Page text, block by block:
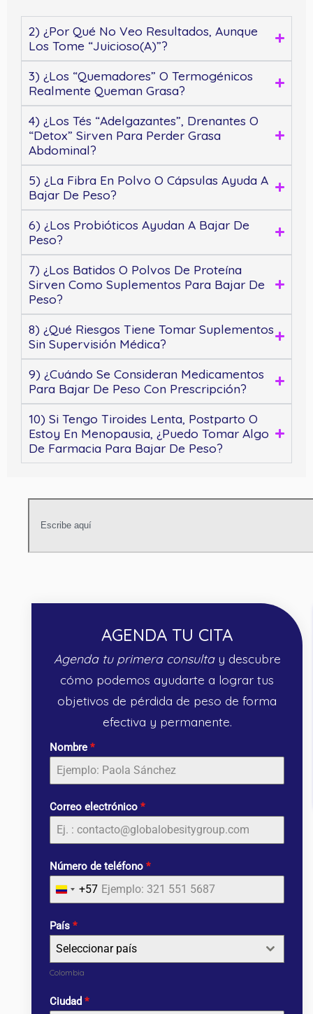
2) ¿Por Qué No Veo Resultados, Aunque
Los Tome “juicioso(a)”?
3) ¿Los “quemadores” O Termogénicos
Realmente Queman Grasa?
4) ¿Los Tés “adelgazantes”, Drenantes O
“detox” Sirven Para Perder Grasa
Abdominal?
5) ¿La Fibra En Polvo O Cápsulas Ayuda A
Bajar De Peso?
6) ¿Los Probióticos Ayudan A Bajar De
Peso?
7) ¿Los Batidos O Polvos De Proteína
Sirven Como Suplementos Para Bajar De
Peso?
8) ¿Qué Riesgos Tiene Tomar Suplementos
Sin Supervisión Médica?
9) ¿Cuándo Se Consideran Medicamentos
Para Bajar De Peso Con Prescripción?
10) Si Tengo Tiroides Lenta, Postparto O
Estoy En Menopausia, ¿puedo Tomar Algo
De Farmacia Para Bajar De Peso?
AGENDA TU CITA
Agenda tu primera consultay descubre
cómo podemos ayudarte a lograr tus
objetivos de pérdida de peso de forma
efectiva y permanente.
Nombre *
Correo electrónico *
Número de teléfono *
Colombia
+57
País *
Seleccionar país
Colombia
Ciudad *